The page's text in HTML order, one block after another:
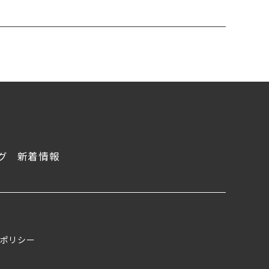
新着情報
リシー